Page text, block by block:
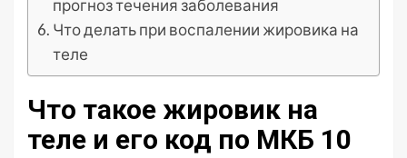
прогноз течения заболевания
Что делать при воспалении жировика на
теле
Что такое жировик на
теле и его код по МКБ 10